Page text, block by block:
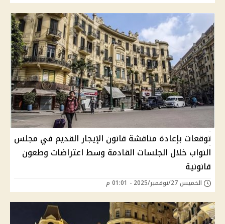
توقعات بإعادة مناقشة قانون الإيجار القديم في مجلس
النواب خلال الجلسات القادمة وسط اعتراضات وطعون
قانونية
الخميس 27/نوفمبر/2025 - 01:01 م